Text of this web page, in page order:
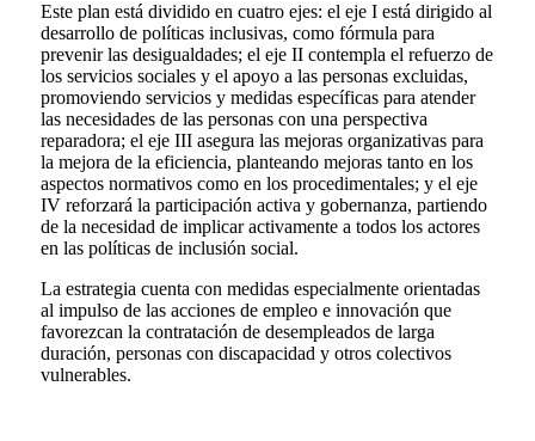
Este plan está dividido en cuatro ejes: el eje I está dirigido al
desarrollo de políticas inclusivas, como fórmula para
prevenir las desigualdades; el eje II contempla el refuerzo de
los servicios sociales y el apoyo a las personas excluidas,
promoviendo servicios y medidas específicas para atender
las necesidades de las personas con una perspectiva
reparadora; el eje III asegura las mejoras organizativas para
la mejora de la eficiencia, planteando mejoras tanto en los
aspectos normativos como en los procedimentales; y el eje
IV reforzará la participación activa y gobernanza, partiendo
de la necesidad de implicar activamente a todos los actores
en las políticas de inclusión social.
La estrategia cuenta con medidas especialmente orientadas
al impulso de las acciones de empleo e innovación que
favorezcan la contratación de desempleados de larga
duración, personas con discapacidad y otros colectivos
vulnerables.